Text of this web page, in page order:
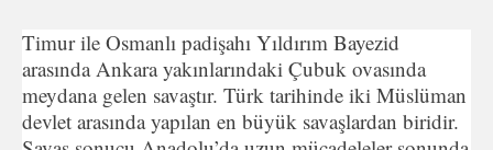
Timur ile Osmanlı padişahı Yıldırım Bayezid
arasında Ankara yakınlarındaki Çubuk ovasında
meydana gelen savaştır. Türk tarihinde iki Müslüman
devlet arasında yapılan en büyük savaşlardan biridir.